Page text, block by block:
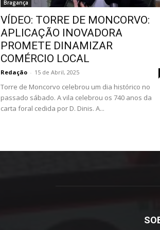
Bragança
VÍDEO: TORRE DE MONCORVO:
APLICAÇÃO INOVADORA
PROMETE DINAMIZAR
COMÉRCIO LOCAL
Redação - 15 de Abril, 2025
Torre de Moncorvo celebrou um dia histórico no
passado sábado. A vila celebrou os 740 anos da
carta foral cedida por D. Dinis. A...